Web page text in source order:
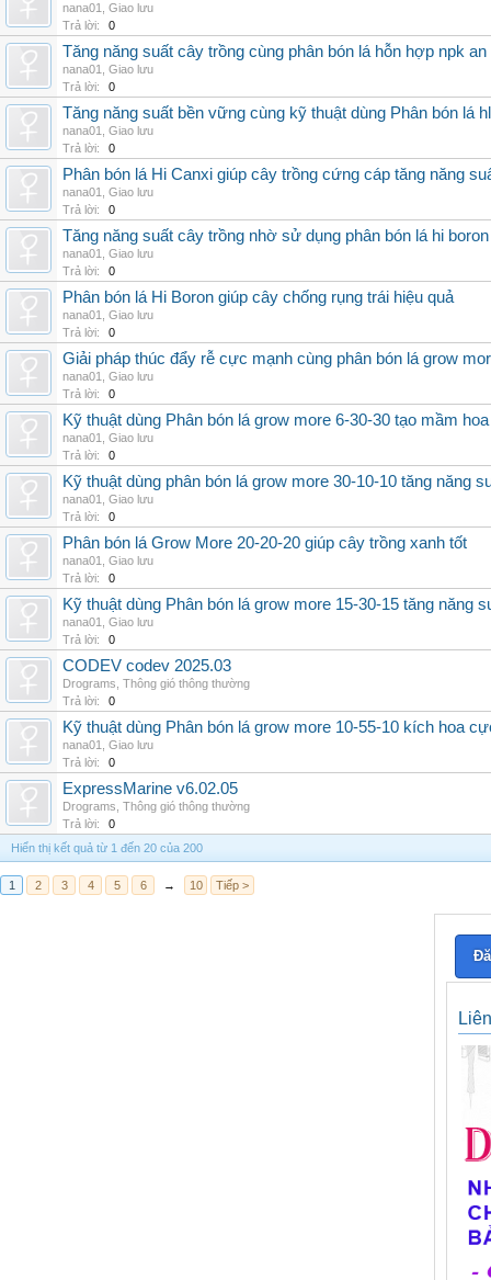
nana01
Giao lưu
Trả lời:
0
Tăng năng suất cây trồng cùng phân bón lá hỗn hợp npk an
nana01
Giao lưu
Trả lời:
0
Tăng năng suất bền vững cùng kỹ thuật dùng Phân bón lá
nana01
Giao lưu
Trả lời:
0
Phân bón lá Hi Canxi giúp cây trồng cứng cáp tăng năng
nana01
Giao lưu
Trả lời:
0
Tăng năng suất cây trồng nhờ sử dụng phân bón lá hi
nana01
Giao lưu
Trả lời:
0
Phân bón lá Hi Boron giúp cây chống rụng trái hiệu quả
nana01
Giao lưu
Trả lời:
0
Giải pháp thúc đẩy rễ cực mạnh cùng phân bón lá grow
nana01
Giao lưu
Trả lời:
0
Kỹ thuật dùng Phân bón lá grow more 6-30-30 tạo mầm hoa
nana01
Giao lưu
Trả lời:
0
Kỹ thuật dùng phân bón lá grow more 30-10-10 tăng năng
nana01
Giao lưu
Trả lời:
0
Phân bón lá Grow More 20-20-20 giúp cây trồng xanh tốt
nana01
Giao lưu
Trả lời:
0
Kỹ thuật dùng Phân bón lá grow more 15-30-15 tăng năng
nana01
Giao lưu
Trả lời:
0
CODEV codev 2025.03
Drograms Thông gió thông thường
Trả lời:
0
Kỹ thuật dùng Phân bón lá grow more 10-55-10 kích hoa
nana01
Giao lưu
Trả lời:
0
ExpressMarine v6.02.05
Drograms Thông gió thông thường
Trả lời:
0
Hiển thị kết quả từ 1 đến 20 của 200
1 2 3 4 5 6 → 10 Tiếp >